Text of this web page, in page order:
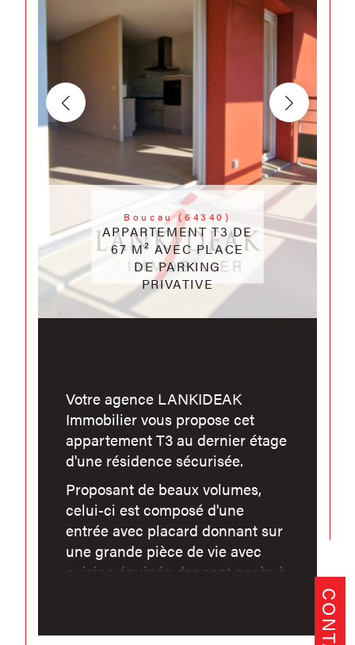
Boucau (64340)
APPARTEMENT T3 DE
67 M² AVEC PLACE
DE PARKING
PRIVATIVE
Votre agence LANKIDEAK
Immobilier vous propose cet
appartement T3 au dernier étage
d'une résidence sécurisée.
Proposant de beaux volumes,
celui-ci est composé d'une
entrée avec placard donnant sur
une grande pièce de vie avec
cuisine équipée donnant accès à
dégagement desservant une